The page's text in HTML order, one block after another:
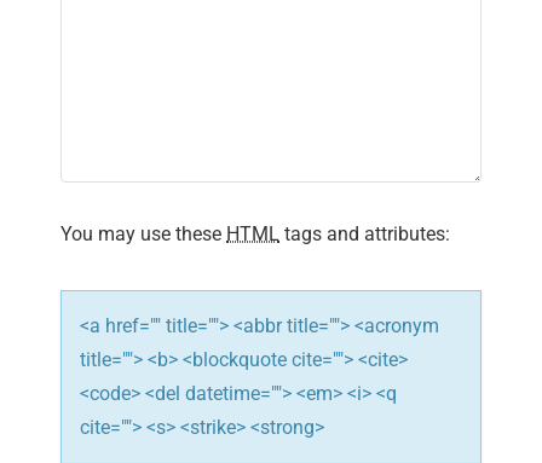
t
i
o
n
You may use these HTML tags and attributes:
<a href="" title=""> <abbr title=""> <acronym
title=""> <b> <blockquote cite=""> <cite>
<code> <del datetime=""> <em> <i> <q
cite=""> <s> <strike> <strong>